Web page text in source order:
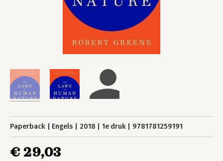
Paperback Engels 2018 1e druk 9781781259191
€ 29,03